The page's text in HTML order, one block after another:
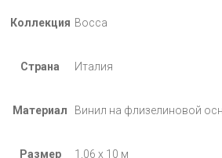
Коллекция Bocca
Страна Италия
Материал Винил на флизелиновой
Размер 1,06 х 10 м